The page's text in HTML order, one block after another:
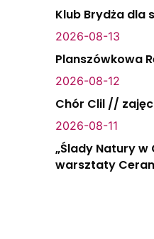
Klub Brydża dla
2026-08-13
Planszówkowa
2026-08-12
Chór Clil //
2026-08-11
„Ślady Natury w
warsztaty